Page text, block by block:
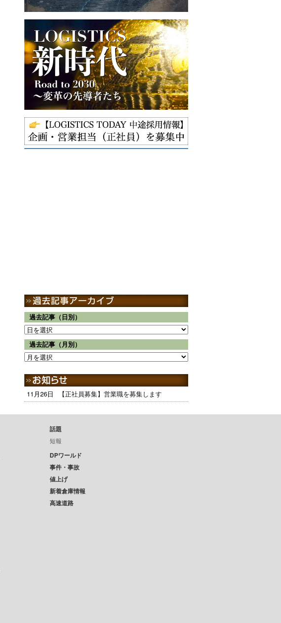
過去記事（日別）
過去記事（月別）
11月26日 【正社員募集】営業職を募集します
話題
短報
DPワールド
事件・事故
値上げ
新着倉庫情報
高速道路